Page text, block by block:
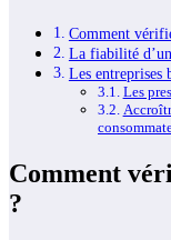
Comment
La fiabilité
Les entreprises
Les
Comment
?